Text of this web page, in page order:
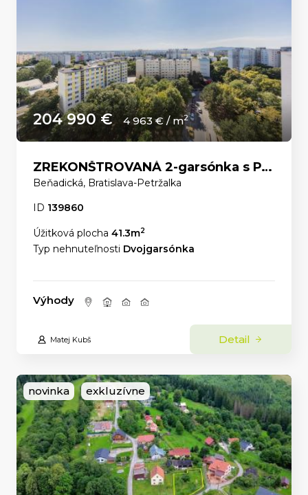
204 990 € 4 963 € / m2
ZREKONŠTROVANÁ 2-garsónka s PANORAMATICKÝM VÝHĽADOM a ELEKTRIČKOU priamo pred domom.
Beňadická, Bratislava-Petržalka
ID 139860
Úžitková plocha 41.3m2
Typ nehnuteľnosti Dvojgarsónka
Výhody
Matej Kubš Detail
novinka exkluzívne